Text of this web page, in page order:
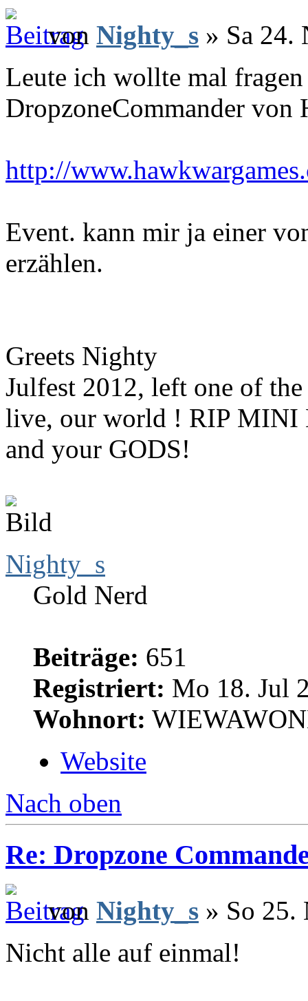
von Nighty_s » Sa 24.
Leute ich wollte mal
DropzoneCommander von
http://
Event. kann mir ja einer
erzählen.
Greets Nighty
Julfest 2012, left one of
live, our world ! RIP MINI
and your GODS!
Nighty_s
Gold Nerd
Beiträge: 651
Registriert: Mo 18. Jul
Wohnort:
Website
Nach oben
Re: Dropzone
von Nighty_s » So 25.
Nicht alle auf einmal!